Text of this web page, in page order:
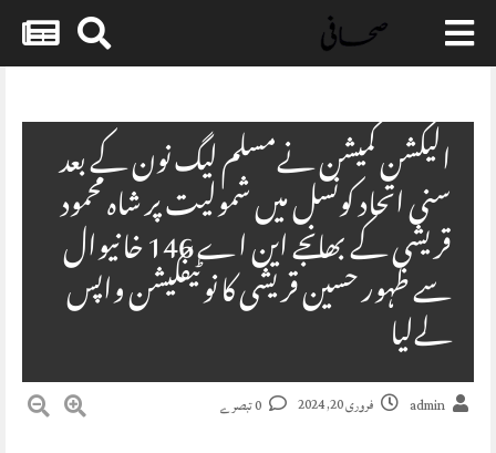
Skip
الیکشن کمیشن نےمسلم لیگ نون کے بعد
سنی اتحاد کونسل میں شمولیت پر شاہ محمود
قریشی کے بھانجے این اے 146 خانیوال
سے ظہور حسین قریشی کا نوٹیفکیشن واپس
لےلیا
admin فروری 20, 2024